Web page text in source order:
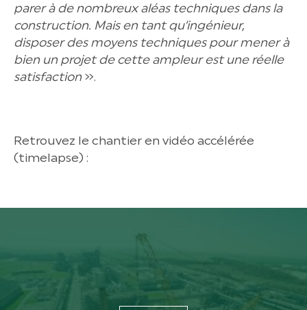
parer à de nombreux aléas techniques dans la
construction. Mais en tant qu’ingénieur,
disposer des moyens techniques pour mener à
bien un projet de cette ampleur est une réelle
satisfaction».
Retrouvez le chantier en vidéo accélérée
(timelapse) :